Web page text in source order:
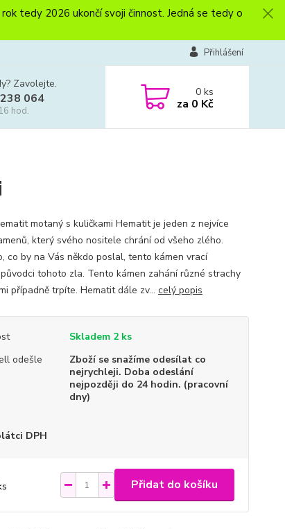
tedy 2026 ukončí svoji činnost. Jedná se tedy o
Přihlášení
Zavolejte.
064
hod.
0ks
za 0 Kč
motaný s kuličkami Hematit je jeden z nejvíce
který svého nositele chrání od všeho zlého.
co by na Vás někdo poslal, tento kámen vrací
tohoto zla. Tento kámen zahání různé strachy
případně trpíte. Hematit dále zv... celý popis
Skladem 2 ks
odešle
Zboží se snažíme odesílat co
nejrychleji. Doba odeslání
nejpozději do 24 hodin. (pracovní
dny)
DPH
Přidat do košíku